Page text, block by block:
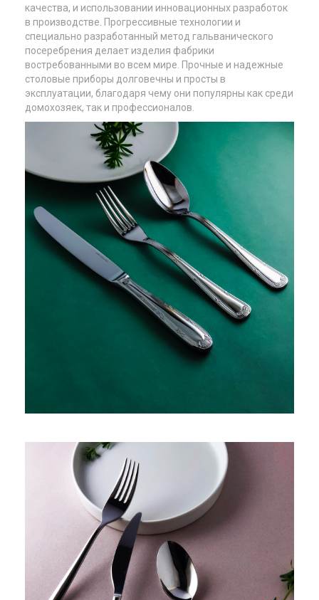
качества, и использовании инновационных разработок
в производстве. Прогрессивные технологии и
специально разработанный метод гальванического
посеребрения делает изделия фабрики
востребованными во всем мире. Прочные и надежные
столовые приборы долговечны и просты в
эксплуатации, благодаря чему они популярны как среди
домохозяек, так и профессионалов.